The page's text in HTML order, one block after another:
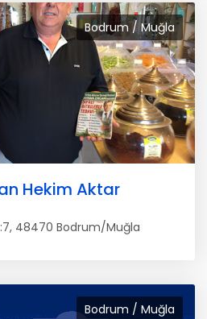
Bodrum / Muğla
Hekim Aktar
48470 Bodrum/Muğla
Bodrum / Muğla